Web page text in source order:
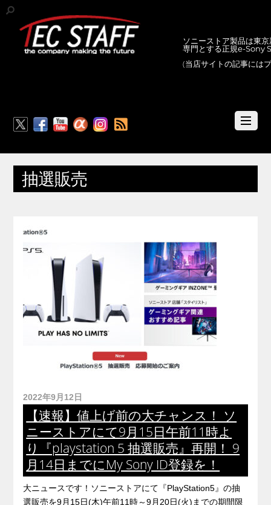
ソニーストア製品は東
専門とする正規e-Sony
(当店サイトの記事には
抽選販売
2022年9月12日
【速報】値上げ前の大チャンス！ ソ
ニーストアにて9月15日午前11時よ
り『playstation 5 抽選販売』再開！ 9
月14日までにMy Sony ID登録を！
大ニュースです！ソニーストアにて『PlayStation5』の抽
選販売を9月15日(木)午前11時～9月20日(火)までの期間限